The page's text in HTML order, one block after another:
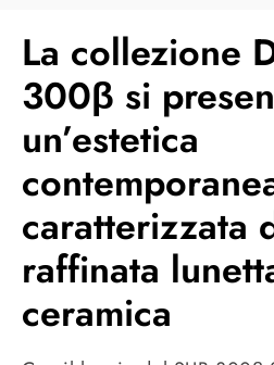
La collezione
300β si
un’estetica
caratterizzata
raffinata
ceramica